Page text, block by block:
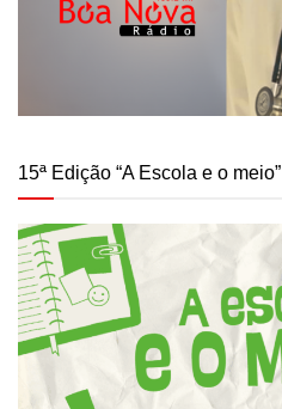
15ª Edição “A Escola e o meio”